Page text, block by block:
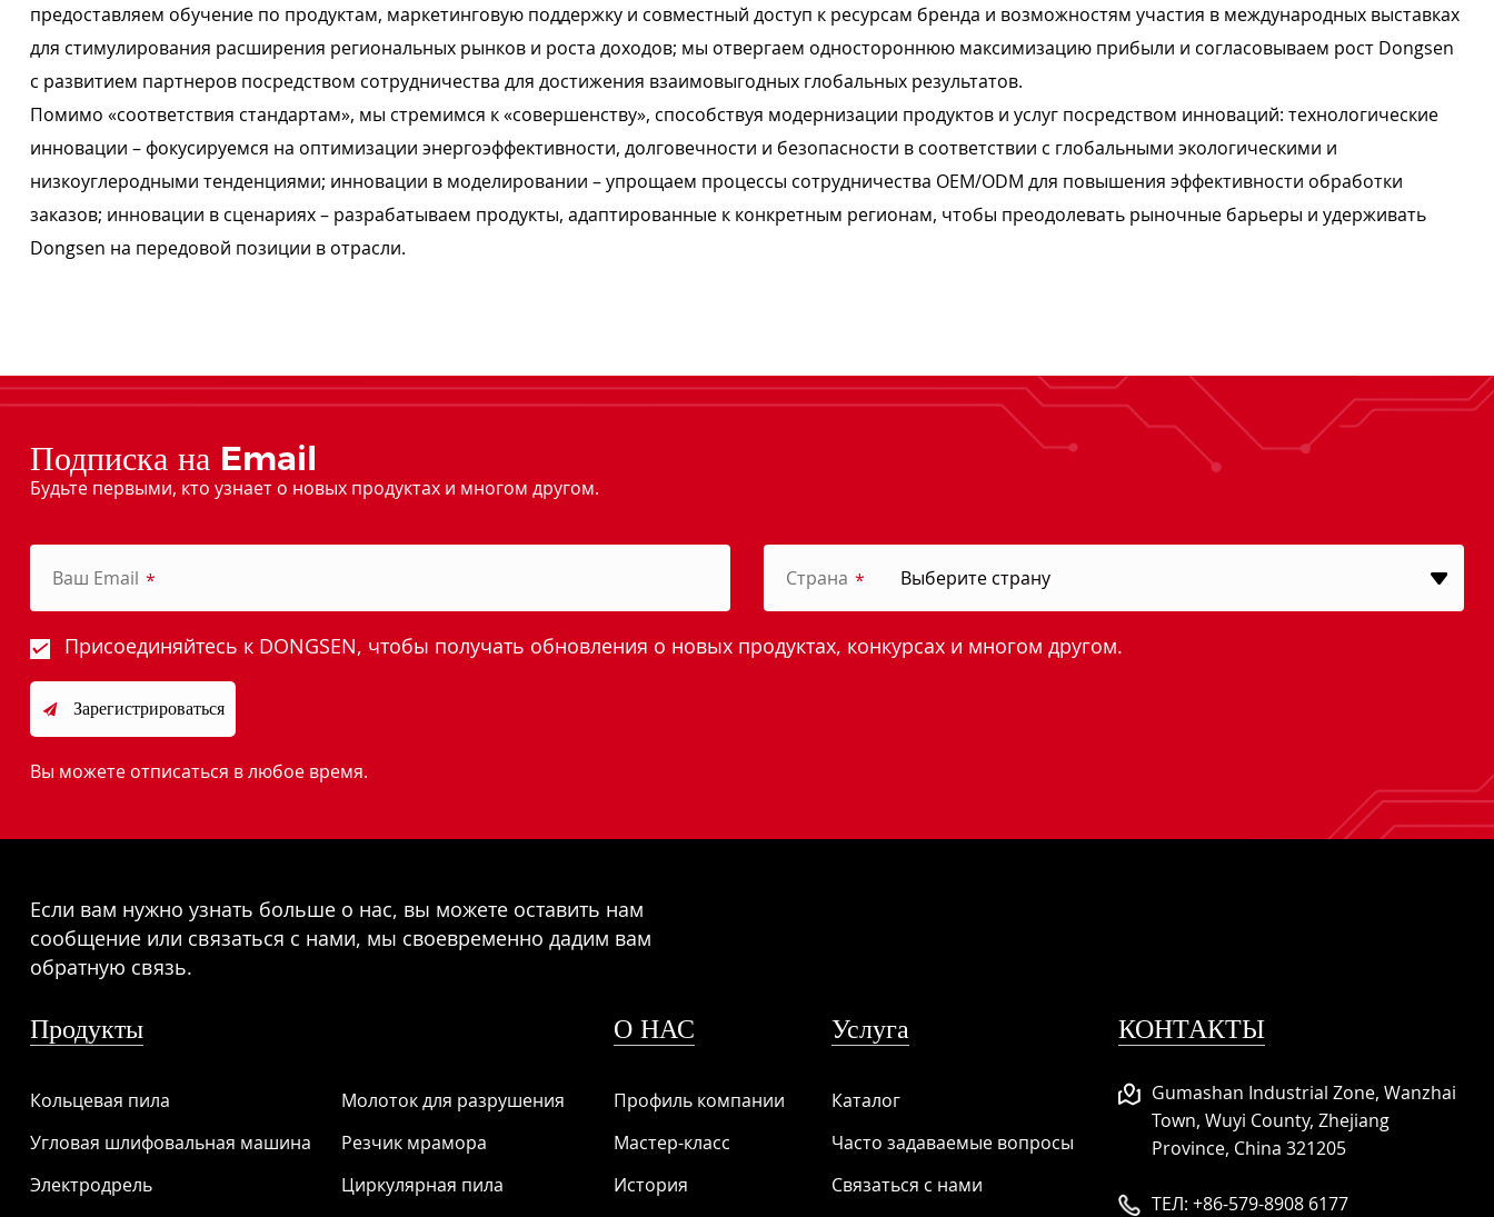
предоставляем обучение по продуктам, маркетинговую поддержку и совместный доступ к ресурсам бренда и возможностям участия в международных выставках
для стимулирования расширения региональных рынков и роста доходов; мы отвергаем одностороннюю максимизацию прибыли и согласовываем рост Dongsen
с развитием партнеров посредством сотрудничества для достижения взаимовыгодных глобальных результатов.
Помимо «соответствия стандартам», мы стремимся к «совершенству», способствуя модернизации продуктов и услуг посредством инноваций: технологические
инновации – фокусируемся на оптимизации энергоэффективности, долговечности и безопасности в соответствии с глобальными экологическими и
низкоуглеродными тенденциями; инновации в моделировании – упрощаем процессы сотрудничества OEM/ODM для повышения эффективности обработки
заказов; инновации в сценариях – разрабатываем продукты, адаптированные к конкретным регионам, чтобы преодолевать рыночные барьеры и удерживать
Dongsen на передовой позиции в отрасли.
Подписка на Email
Будьте первыми, кто узнает о новых продуктах и многом другом.
Ваш Email * Страна *
Присоединяйтесь к DONGSEN, чтобы получать обновления о новых продуктах, конкурсах и многом другом.
 Зарегистрироваться
Вы можете отписаться в любое время.
Если вам нужно узнать больше о нас, вы можете оставить нам
сообщение или связаться с нами, мы своевременно дадим вам
обратную связь.
Продукты
Кольцевая пила
Угловая шлифовальная машина
Электродрель
Молоток для разрушения
Резчик мрамора
Циркулярная пила
О НАС
Профиль компании
Мастер-класс
История
Услуга
Каталог
Часто задаваемые вопросы
Связаться с нами
КОНТАКТЫ
Gumashan Industrial Zone, Wanzhai
Town, Wuyi County, Zhejiang
Province, China 321205
ТЕЛ:+86-579-8908 6177